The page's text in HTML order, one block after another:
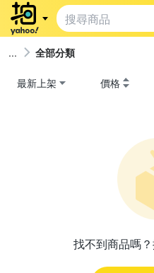
全部分類
最新上架 價格
找不到商品嗎